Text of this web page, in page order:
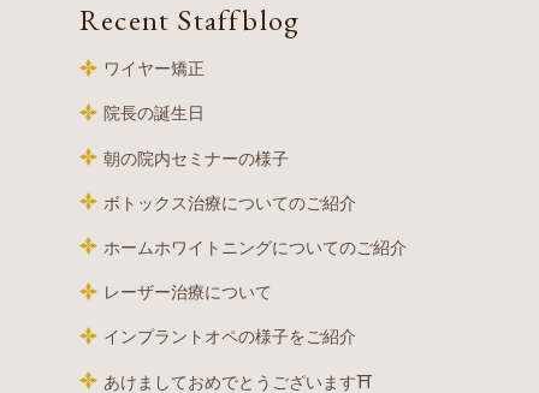
Recent Staffblog
ワイヤー矯正
院長の誕生日
朝の院内セミナーの様子
ボトックス治療についてのご紹介
ホームホワイトニングについてのご紹介
レーザー治療について
インプラントオペの様子をご紹介
あけましておめでとうございます⛩